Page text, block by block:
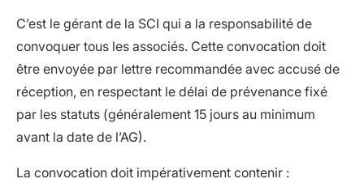
C’est le gérant de la SCI qui a la responsabilité de
convoquer tous les associés. Cette convocation doit
être envoyée par lettre recommandée avec accusé de
réception, en respectant le délai de prévenance fixé
par les statuts (généralement 15 jours au minimum
avant la date de l’AG).
La convocation doit impérativement contenir :